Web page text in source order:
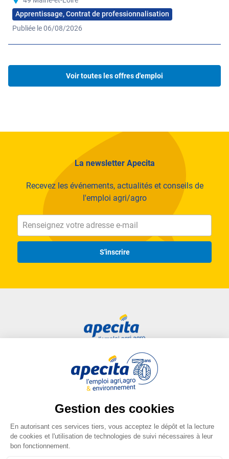
demain dans un esprit innovant et performant !
Nos expertises
Production végétale
Apprentissage, Contrat de professionnalisation
Publiée le 06/08/2026
Voir toutes les offres d'emploi
La newsletter Apecita
Recevez les événements, actualités et conseils de
l'emploi agri/agro
S'inscrire
Entreprise
Centre de formation
Liens utiles
Plan du site
FAQ